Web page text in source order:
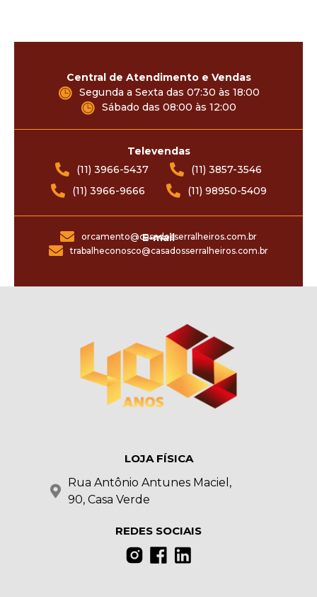
Central de Atendimento e Vendas
Segunda a Sexta das 07:30 às 18:00
Sábado das 08:00 às 12:00
Televendas
(11) 3966-5437
(11) 3857-3546
(11) 3966-9666
(11) 98950-5409
E-mail
orcamento@casadosserralheiros.com.br
trabalheconosco@casadosserralheiros.com.br
LOJA FÍSICA
Rua Antônio Antunes Maciel,
90, Casa Verde
REDES SOCIAIS